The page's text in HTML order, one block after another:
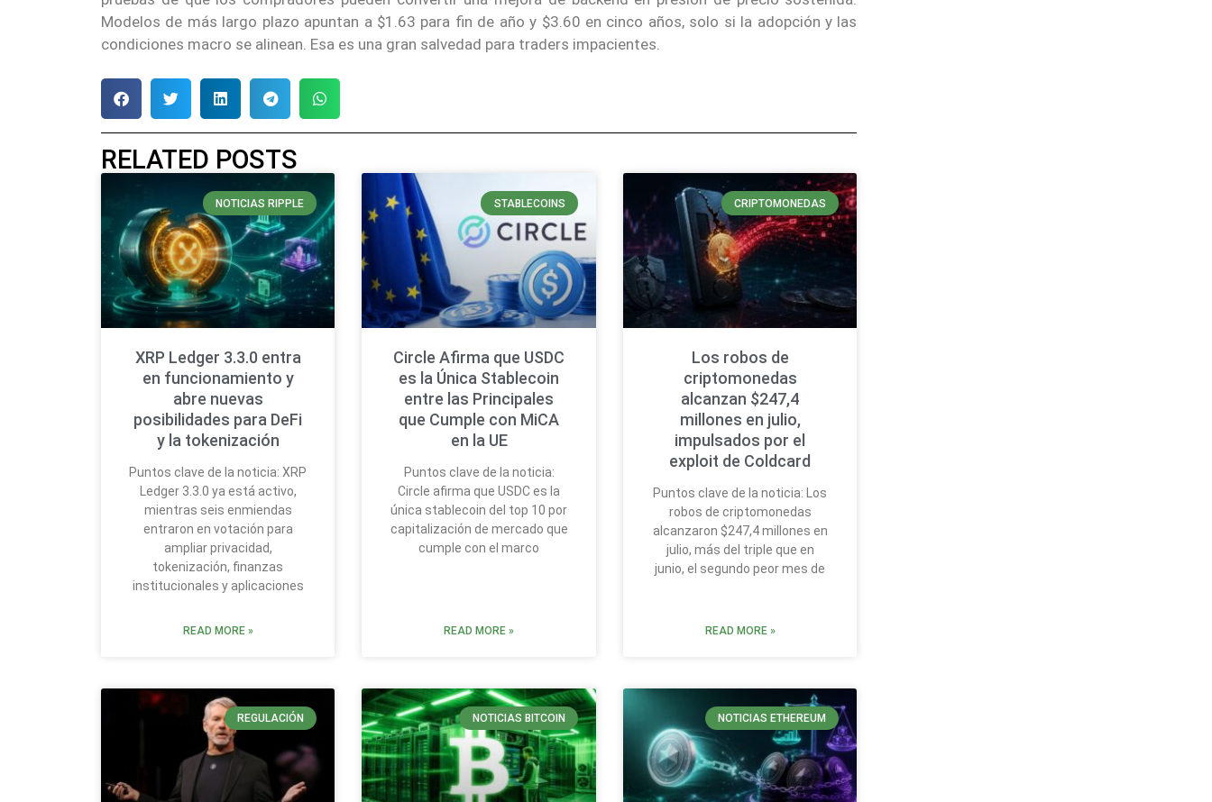
Modelos de más largo plazo apuntan a $1.63 para fin de año y $3.60 en cinco años, solo si la adopción y las
condiciones macro se alinean. Esa es una gran salvedad para traders impacientes.
RELATED POSTS
NOTICIAS RIPPLE
XRP Ledger 3.3.0 entra
en funcionamiento y
abre nuevas
posibilidades para DeFi
y la tokenización
Puntos clave de la noticia: XRP
Ledger 3.3.0 ya está activo,
mientras seis enmiendas
entraron en votación para
ampliar privacidad,
tokenización, finanzas
institucionales y aplicaciones
READ MORE »
STABLECOINS
Circle Afirma que USDC
es la Única Stablecoin
entre las Principales
que Cumple con MiCA
en la UE
Puntos clave de la noticia:
Circle afirma que USDC es la
única stablecoin del top 10 por
capitalización de mercado que
cumple con el marco
READ MORE »
CRIPTOMONEDAS
Los robos de
criptomonedas
alcanzan $247,4
millones en julio,
impulsados por el
exploit de Coldcard
Puntos clave de la noticia: Los
robos de criptomonedas
alcanzaron $247,4 millones en
julio, más del triple que en
junio, el segundo peor mes de
READ MORE »
REGULACIÓN NOTICIAS BITCOIN NOTICIAS ETHEREUM